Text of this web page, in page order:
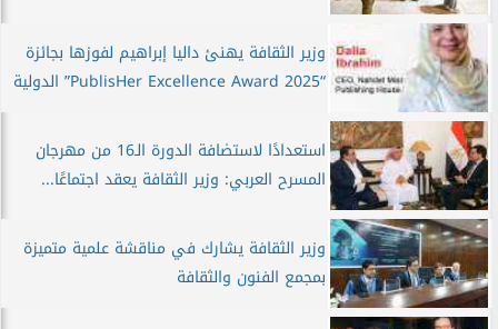
وزير الثقافة يهنئ داليا إبراهيم لفوزها بجائزة
“PublisHer Excellence Award 2025” الدولية
استعدادًا لاستضافة الدورة الـ16 من مهرجان
المسرح العربي: وزير الثقافة يعقد اجتماعًا...
وزير الثقافة يشارك في مناقشة علمية متميزة
بمجمع الفنون والثقافة